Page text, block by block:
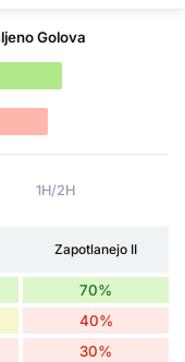
Golova
1H/2H
Zapotlanejo II
70%
40%
30%